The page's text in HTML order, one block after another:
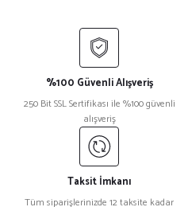
%100 Güvenli Alışveriş
250 Bit SSL Sertifikası ile %100 güvenli
alışveriş
Taksit İmkanı
Tüm siparişlerinizde 12 taksite kadar